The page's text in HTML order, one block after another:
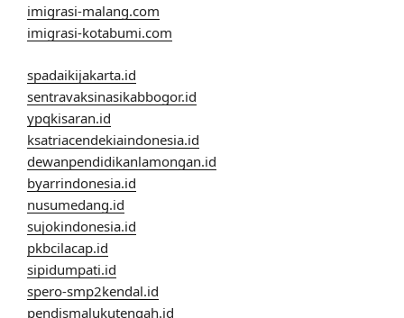
imigrasi-malang.com
imigrasi-kotabumi.com
spadaikijakarta.id
sentravaksinasikabbogor.id
ypqkisaran.id
ksatriacendekiaindonesia.id
dewanpendidikanlamongan.id
byarrindonesia.id
nusumedang.id
sujokindonesia.id
pkbcilacap.id
sipidumpati.id
spero-smp2kendal.id
pendismalukutengah.id